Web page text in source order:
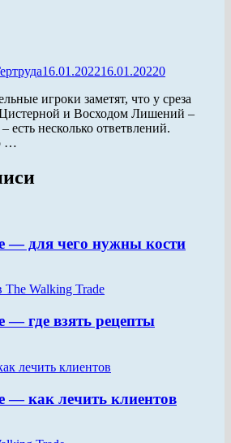
16.01.202216.01.20220
игроки заметят, что у среза
и Восходом Лишений –
несколько ответвлений.
…
— для чего нужны кости
— где взять рецепты
— как лечить клиентов